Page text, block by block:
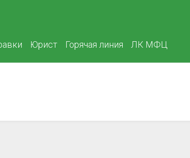
Юрист Горячая линия ЛК МФЦ